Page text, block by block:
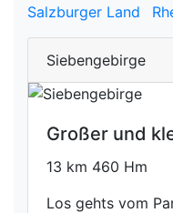
Salzburger Land
Siebengebirge
Großer und
13 km 460 Hm
Los gehts vom